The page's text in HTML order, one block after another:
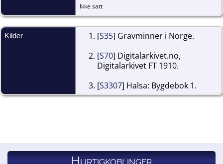
Ikke satt
Kilder [S35] Gravminner i Norge.
[S70] Digitalarkivet.no,
Digitalarkivet FT 1910.
[S3307] Halsa: Bygdebok 1.
Hurtigkoblinger